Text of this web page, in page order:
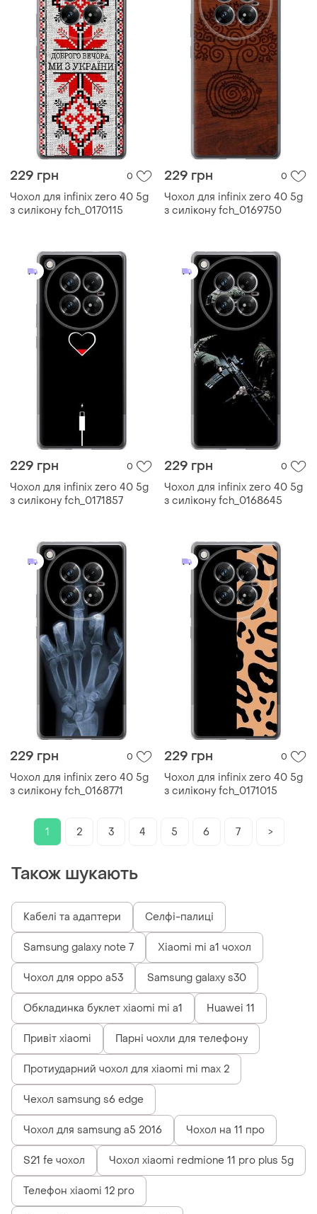
229 грн 0
Чохол для infinix zero 40 5g
з силікону fch_0170115
229 грн 0
Чохол для infinix zero 40 5g
з силікону fch_0169750
229 грн 0
Чохол для infinix zero 40 5g
з силікону fch_0171857
229 грн 0
Чохол для infinix zero 40 5g
з силікону fch_0168645
229 грн 0
Чохол для infinix zero 40 5g
з силікону fch_0168771
229 грн 0
Чохол для infinix zero 40 5g
з силікону fch_0171015
1 2 3 4 5 6 7 >
Також шукають
Кабелі та адаптери Селфі-палиці
Samsung galaxy note 7 Xiaomi mi a1 чохол
Чохол для oppo a53 Samsung galaxy s30
Обкладинка буклет xiaomi mi a1 Huawei 11
Привіт xiaomi Парні чохли для телефону
Протиударний чохол для xiaomi mi max 2
Чехол samsung s6 edge
Чохол для samsung a5 2016 Чохол на 11 про
S21 fe чохол Чохол xiaomi redmione 11 pro plus 5g
Телефон xiaomi 12 pro